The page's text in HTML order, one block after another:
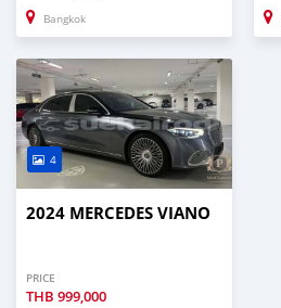
Bangkok
4
2024 MERCEDES VIANO
PRICE
THB 999,000